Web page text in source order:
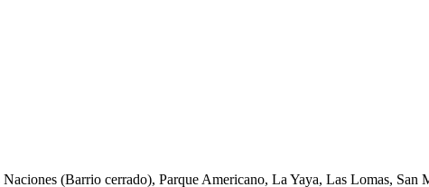
(Barrio cerrado), Parque Americano, La Yaya, Las Lomas,